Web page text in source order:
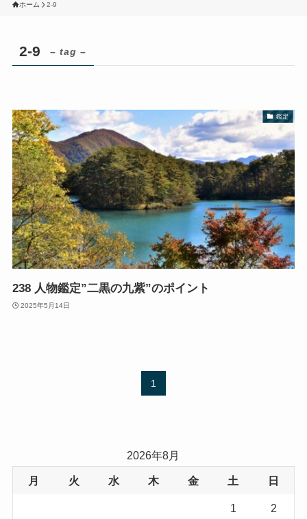
ホーム 2-9
2-9 – tag –
鑑定
238 人物鑑定”二黒の九紫”のポイント
2025年5月14日
1
2026年8月
月 火 水 木 金 土 日
1 2